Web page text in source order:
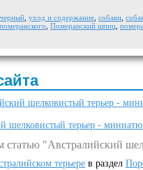
черный уход и содержание собаки
померанского Померанский шпиц
шелковистый терьер -
шелковистый терьер -
статью "Австралийский
терьере в раздел